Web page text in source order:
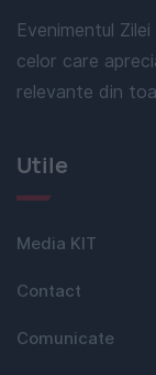
Evenimentul
celor care
relevante din
Utile
Media KIT
Contact
Comunicate